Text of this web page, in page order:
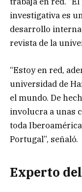
investigativa es
desarrollo
revista de la
“Estoy en red,
universidad de
el mundo. De
involucra a unas
toda
Portugal”, señaló.
Experto